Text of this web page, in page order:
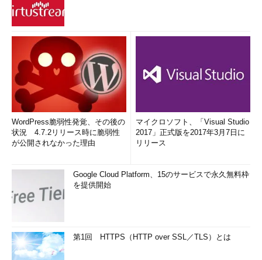
WordPress脆弱性発覚、その後の
状況 4.7.2リリース時に脆弱性
が公開されなかった理由
マイクロソフト、「Visual Studio
2017」正式版を2017年3月7日に
リリース
Google Cloud Platform、15のサービスで永久無料枠
を提供開始
第1回 HTTPS（HTTP over SSL／TLS）とは